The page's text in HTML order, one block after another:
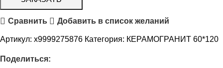
Сравнить Добавить в список желаний
Артикул: х9999275876 Категория: КЕРАМОГРАНИТ 60*120
Поделиться: